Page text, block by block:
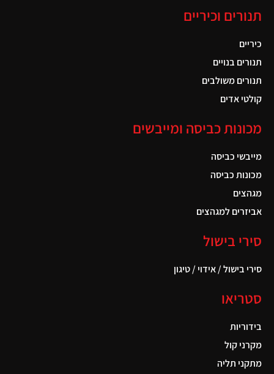
תנורים וכיריים
כיריים
תנורים בנויים
תנורים משולבים
קולטי אדים
מכונות כביסה ומייבשים
מייבשי כביסה
מכונות כביסה
מגהצים
אביזרים למגהצים
סירי בישול
סירי בישול / אידוי / טיגון
סטריאו
בידוריות
מקרני קול
מתקני תליה